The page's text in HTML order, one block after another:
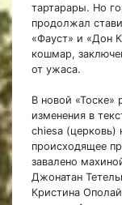
тартарары. Но
продолжал
«Фауст» и «Дон
кошмар,
от ужаса.
В новой
изменения в
chiesa (церковь)
происходящее
завалено
Джонатан
Кристина